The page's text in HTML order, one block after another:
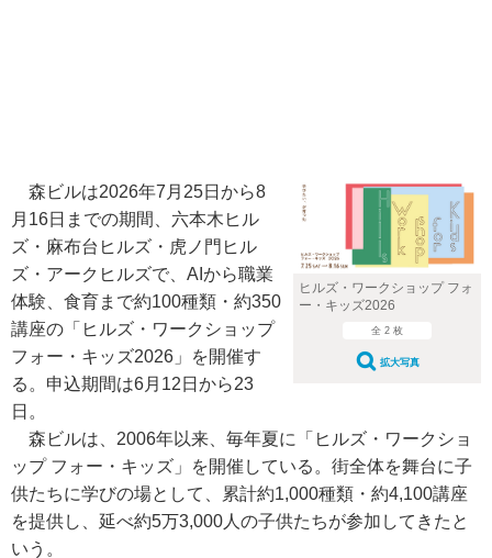
ヒルズ・ワークショップ フォ
ー・キッズ2026
全 2 枚
拡大写真
森ビルは2026年7月25日から8
月16日までの期間、六本木ヒル
ズ・麻布台ヒルズ・虎ノ門ヒル
ズ・アークヒルズで、AIから職業
体験、食育まで約100種類・約350
講座の「ヒルズ・ワークショップ
フォー・キッズ2026」を開催す
る。申込期間は6月12日から23
日。
森ビルは、2006年以来、毎年夏に「ヒルズ・ワークショ
ップ フォー・キッズ」を開催している。街全体を舞台に子
供たちに学びの場として、累計約1,000種類・約4,100講座
を提供し、延べ約5万3,000人の子供たちが参加してきたと
いう。